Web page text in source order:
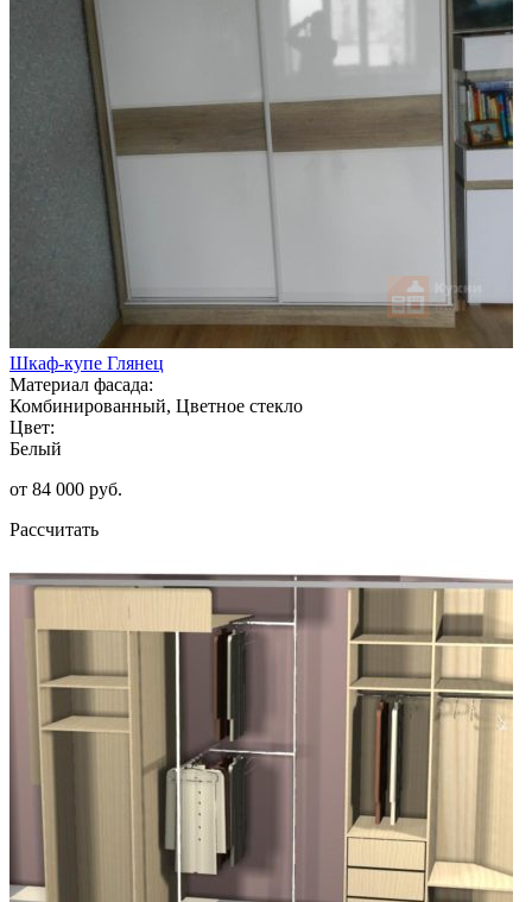
Шкаф-купе Глянец
Материал фасада:
Комбинированный, Цветное стекло
Цвет:
Белый
от 84 000 руб.
Рассчитать